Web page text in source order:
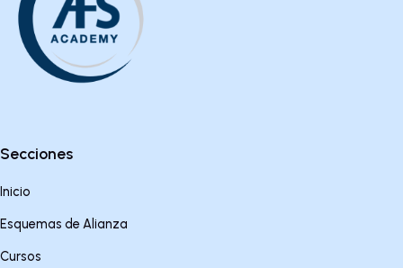
Secciones
Inicio
Esquemas de Alianza
Cursos